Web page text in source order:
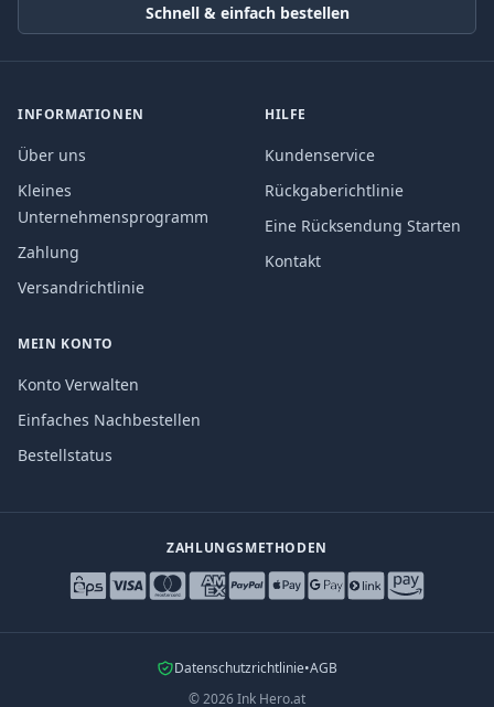
Schnell & einfach bestellen
INFORMATIONEN
Über uns
Kleines
Unternehmensprogramm
Zahlung
Versandrichtlinie
HILFE
Kundenservice
Rückgaberichtlinie
Eine Rücksendung Starten
Kontakt
MEIN KONTO
Konto Verwalten
Einfaches Nachbestellen
Bestellstatus
ZAHLUNGSMETHODEN
Datenschutzrichtlinie•AGB
©2026Ink Hero.at